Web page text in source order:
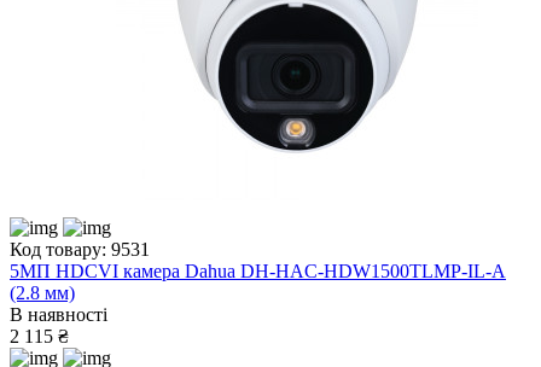
Код товару: 9531
5МП HDCVI камера Dahua DH-HAC-HDW1500TLMP-IL-A
(2.8 мм)
В наявності
2 115 ₴